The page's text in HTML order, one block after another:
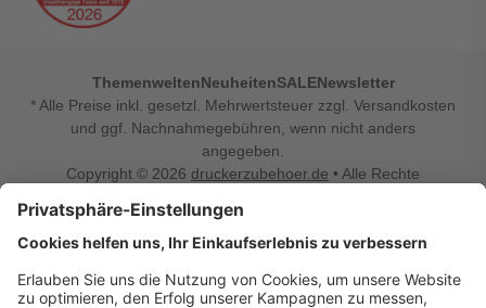
ThemenweltenNeuheitenSALENewsletter
* Alle Preise inkl. gesetzl. Mehrwertsteuer zzgl. Versandkosten
und ggf. Nachnahmegebühren, wenn nicht anders
angegeben.
Copyright © 2026 druckerzubehoer.de • Alle Rechte
Vertrag widerrufen
Druckerzubehoer.de – preiswerte Qualität für Ihr Office
Sie sind auf der Suche nach dem passenden Druckerzubehör
oder Zubehör für das Büro, den Computer oder Ihr